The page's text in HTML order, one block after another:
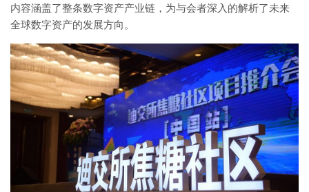
内容涵盖了整条数字资产产业链，为与会者深入的解析了未来
全球数字资产的发展方向。